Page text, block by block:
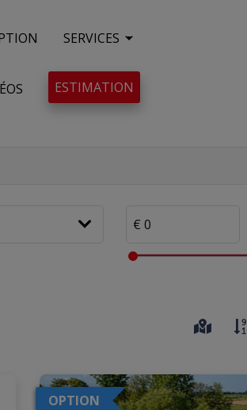
SERVICES
ESTIMATION
OPTION